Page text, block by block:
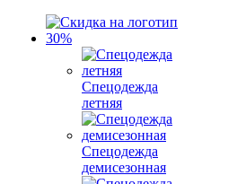
Спецодежда
летняя
Спецодежда
демисезонная